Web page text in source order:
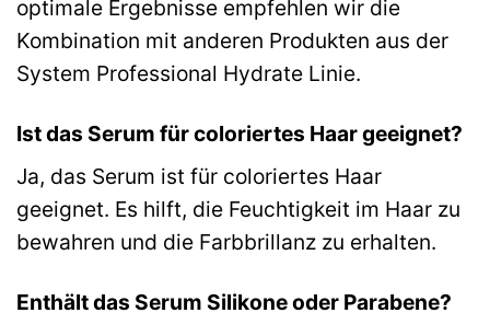
optimale Ergebnisse empfehlen wir die
Kombination mit anderen Produkten aus der
System Professional Hydrate Linie.
Ist das Serum für coloriertes Haar geeignet?
Ja, das Serum ist für coloriertes Haar
geeignet. Es hilft, die Feuchtigkeit im Haar zu
bewahren und die Farbbrillanz zu erhalten.
Enthält das Serum Silikone oder Parabene?